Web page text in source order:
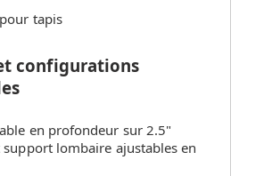
tapis
configurations
en profondeur sur 2.5"
support lombaire ajustables en